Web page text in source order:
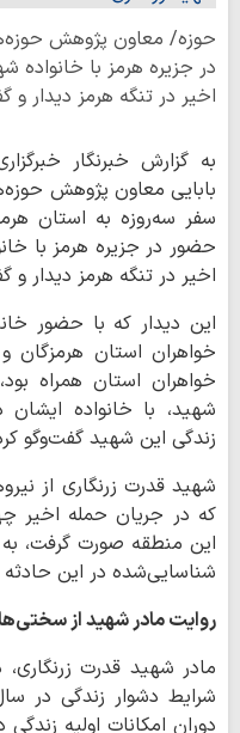
حوزه/ معاون پژوهش
در جزیره هرمز با خانواده
اخیر در تنگه هرمز دیدار و
به گزارش خبرنگار
بابایی معاون پژوهش
حضور در جزیره هرمز با
اخیر در تنگه هرمز دیدار و
این دیدار که با حضور
خواهران استان هرمزگان
خواهران استان همراه
شهید، با خانواده ایشان
زندگی این شهید گفت‌وگو
شهید قدرت زرنگاری از
که در جریان حمله اخیر
این منطقه صورت گرفت،
شناسایی‌شده در این
روایت مادر شهید از
مادر شهید قدرت
شرایط دشوار زندگی در
دوران امکانات اولیه